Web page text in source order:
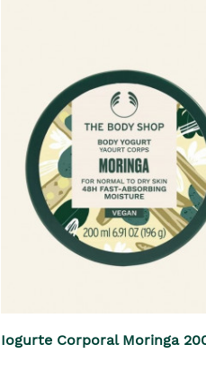
Iogurte Corporal Moringa